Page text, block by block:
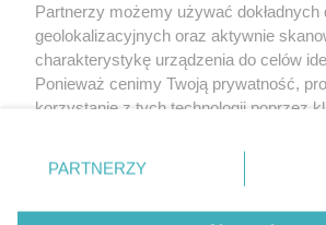
O nas
Partnerzy możemy używać dokładnych
geolokalizacyjnych oraz aktywnie
charakterystykę urządzenia do celów
Ponieważ cenimy Twoją prywatność,
korzystanie z tych technologii poprzez
zmienić/wycofać klikając przycisk
znajdujący się w lewym dolnym rogu
rodzaje przetwarzania danych nie
PARTNERZY